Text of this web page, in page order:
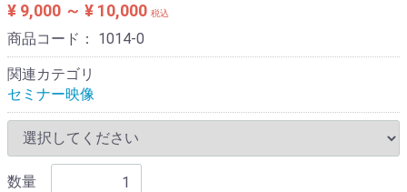
¥ 9,000 ～ ¥ 10,000 税込
商品コード： 1014-0
関連カテゴリ
セミナー映像
数量